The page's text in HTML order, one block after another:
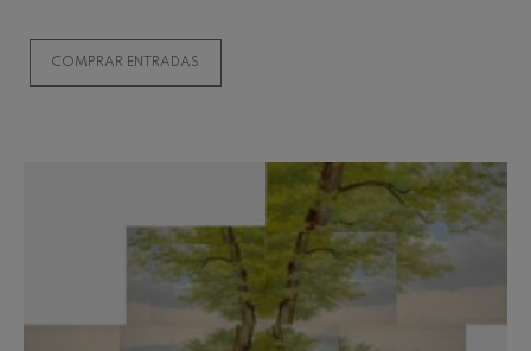
COMPRAR ENTRADAS